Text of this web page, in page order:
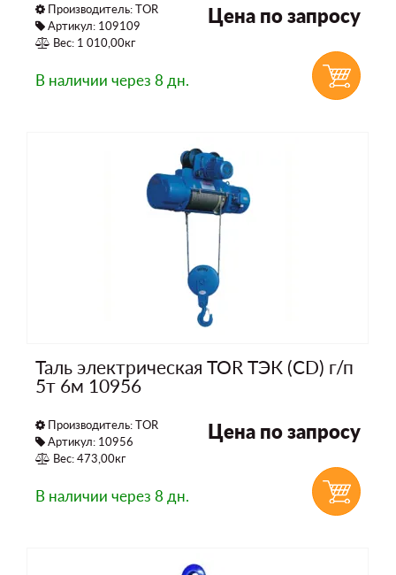
Производитель:TOR
Артикул: 109109
Вес: 1 010,00кг
Цена по запросу
В наличии через 8 дн.
Таль электрическая TOR ТЭК (CD) г/п
5т 6м 10956
Производитель:TOR
Артикул: 10956
Вес: 473,00кг
Цена по запросу
В наличии через 8 дн.